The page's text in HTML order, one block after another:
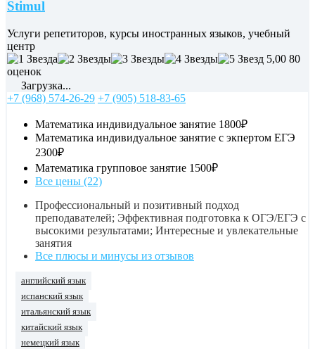
Stimul
Услуги репетиторов, курсы иностранных языков, учебный
центр
5,00 80
оценок
Загрузка...
+7 (968) 574-26-29 +7 (905) 518-83-65
Математика индивидуальное занятие 1800₽
Математика индивидуальное занятие с экпертом ЕГЭ
2300₽
Математика групповое занятие 1500₽
Все цены (22)
Профессиональный и позитивный подход
преподавателей; Эффективная подготовка к ОГЭ/ЕГЭ с
высокими результатами; Интересные и увлекательные
занятия
Все плюсы и минусы из отзывов
английский язык
испанский язык
итальянский язык
китайский язык
немецкий язык